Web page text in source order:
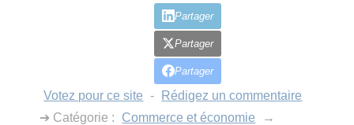
Partager
Partager
Partager
Votez pour ce site -
Rédigez un commentaire
➔ Catégorie :
Commerce et économie
→